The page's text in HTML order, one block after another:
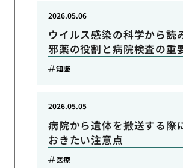
ウイルス感染の科学から読
邪薬の役割と病院検査の重
2026.05.06
知識
病院から遺体を搬送する際
おきたい注意点
2026.05.05
医療